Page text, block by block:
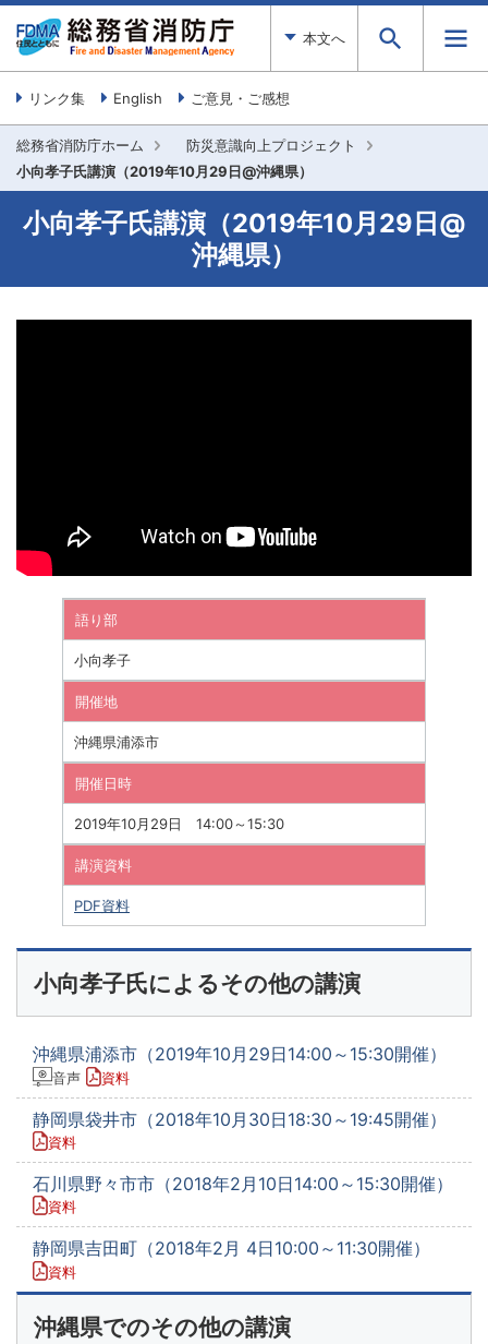
本文へ
リンク集 English ご意見・ご感想
総務省消防庁ホーム
防災意識向上プロジェクト
小向孝子氏講演（2019年10月29日@沖縄県）
小向孝子氏講演（2019年10月29日@
沖縄県）
語り部
小向孝子
開催地
沖縄県浦添市
開催日時
2019年10月29日 14:00～15:30
講演資料
PDF資料
小向孝子氏によるその他の講演
沖縄県浦添市（2019年10月29日14:00～15:30開催）
音声 資料
静岡県袋井市（2018年10月30日18:30～19:45開催）
資料
石川県野々市市（2018年2月10日14:00～15:30開催）
資料
静岡県吉田町（2018年2月 4日10:00～11:30開催）
資料
沖縄県でのその他の講演